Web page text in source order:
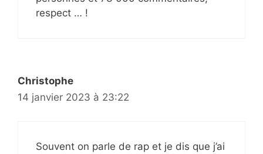
respect … !
Christophe
14 janvier 2023 à 23:22
Souvent on parle de rap et je dis que j’ai